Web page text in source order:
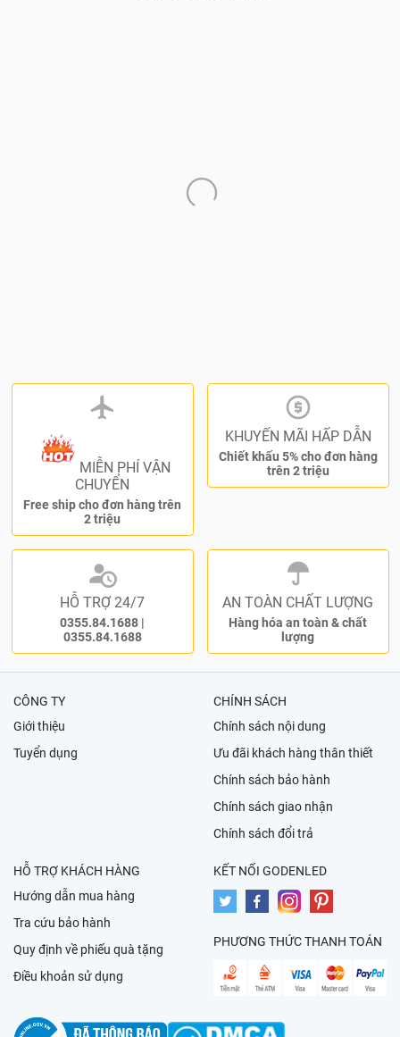
MIỄN PHÍ VẬN
CHUYỂN
Free ship cho đơn hàng trên
2 triệu
KHUYẾN MÃI HẤP DẪN
Chiết khấu 5% cho đơn hàng
trên 2 triệu
HỖ TRỢ 24/7
0355.84.1688 |
0355.84.1688
AN TOÀN CHẤT LƯỢNG
Hàng hóa an toàn & chất
lượng
CÔNG TY
Giới thiệu
Tuyển dụng
CHÍNH SÁCH
Chính sách nội dung
Ưu đãi khách hàng thân thiết
Chính sách bảo hành
Chính sách giao nhận
Chính sách đổi trả
HỖ TRỢ KHÁCH HÀNG
Hướng dẫn mua hàng
Tra cứu bảo hành
Quy định về phiếu quà tặng
Điều khoản sử dụng
KẾT NỐI GODENLED
PHƯƠNG THỨC THANH TOÁN